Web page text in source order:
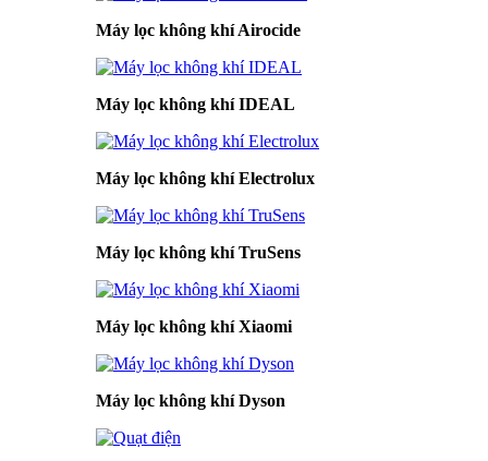
Máy lọc không khí Airocide
Máy lọc không khí IDEAL
Máy lọc không khí Electrolux
Máy lọc không khí TruSens
Máy lọc không khí Xiaomi
Máy lọc không khí Dyson